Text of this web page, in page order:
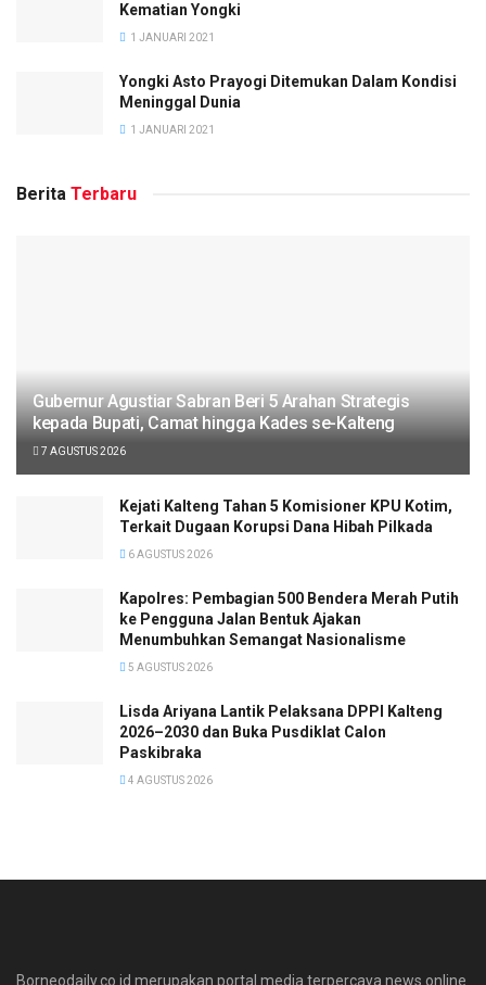
Kematian Yongki
1 JANUARI 2021
Yongki Asto Prayogi Ditemukan Dalam Kondisi
Meninggal Dunia
1 JANUARI 2021
Berita Terbaru
Gubernur Agustiar Sabran Beri 5 Arahan Strategis
kepada Bupati, Camat hingga Kades se-Kalteng
7 AGUSTUS 2026
Kejati Kalteng Tahan 5 Komisioner KPU Kotim,
Terkait Dugaan Korupsi Dana Hibah Pilkada
6 AGUSTUS 2026
Kapolres: Pembagian 500 Bendera Merah Putih
ke Pengguna Jalan Bentuk Ajakan
Menumbuhkan Semangat Nasionalisme
5 AGUSTUS 2026
Lisda Ariyana Lantik Pelaksana DPPI Kalteng
2026–2030 dan Buka Pusdiklat Calon
Paskibraka
4 AGUSTUS 2026
Borneodaily.co.id merupakan portal media terpercaya news online